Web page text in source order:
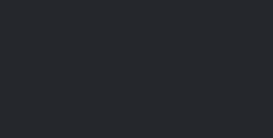
Pubblica - Vendita all'asta
asincrona telematica